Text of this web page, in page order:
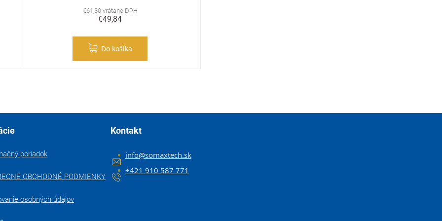
€61,30 vrátane DPH
€49,84
Do košíka
poriadok
OBCHODNÉ PODMIENKY
osobných údajov
Kontakt
info@somaxtech.sk
+421 910 587 771